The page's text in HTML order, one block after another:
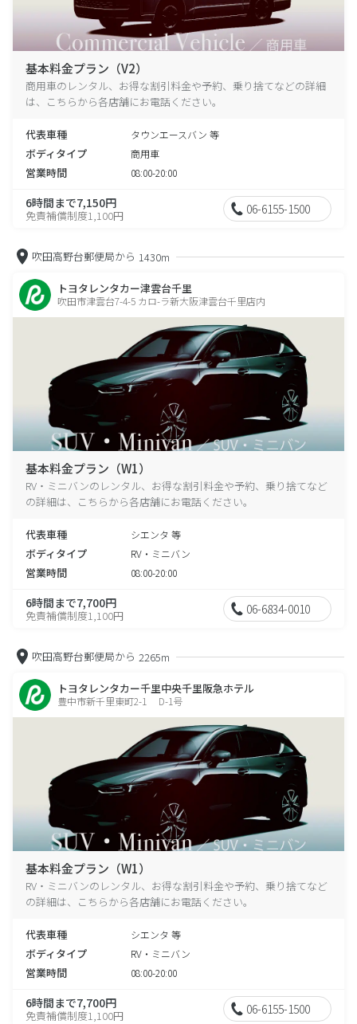
基本料金プラン（V2）
商用車のレンタル、お得な割引料金や予約、乗り捨てなどの詳細
は、こちらから各店舗にお電話ください。
代表車種 タウンエースバン 等
ボディタイプ 商用車
営業時間 08:00-20:00
6時間まで7,150円
免責補償制度1,100円 06-6155-1500
吹田高野台郵便局から 1430m
トヨタレンタカー津雲台千里
吹田市津雲台7-4-5 カロ-ラ新大阪津雲台千里店内
基本料金プラン（W1）
RV・ミニバンのレンタル、お得な割引料金や予約、乗り捨てなど
の詳細は、こちらから各店舗にお電話ください。
代表車種 シエンタ 等
ボディタイプ RV・ミニバン
営業時間 08:00-20:00
6時間まで7,700円
免責補償制度1,100円 06-6834-0010
吹田高野台郵便局から 2265m
トヨタレンタカー千里中央千里阪急ホテル
豊中市新千里東町2-1 D-1号
基本料金プラン（W1）
RV・ミニバンのレンタル、お得な割引料金や予約、乗り捨てなど
の詳細は、こちらから各店舗にお電話ください。
代表車種 シエンタ 等
ボディタイプ RV・ミニバン
営業時間 08:00-20:00
6時間まで7,700円
免責補償制度1,100円 06-6155-1500